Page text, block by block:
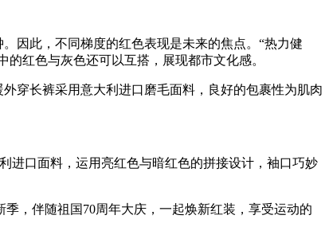
因此，不同梯度的红色表现是未来的焦点。“热力健
红色与灰色还可以互搭，展现都市文化感。
穿长裤采用意大利进口磨毛面料，良好的包裹性为肌肉
进口面料，运用亮红色与暗红色的拼接设计，袖口巧妙
，伴随祖国70周年大庆，一起焕新红装，享受运动的